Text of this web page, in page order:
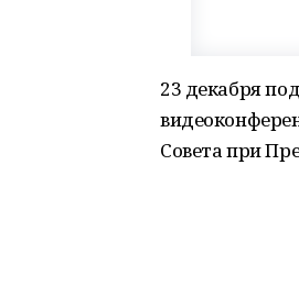
23 декабря
Совета при